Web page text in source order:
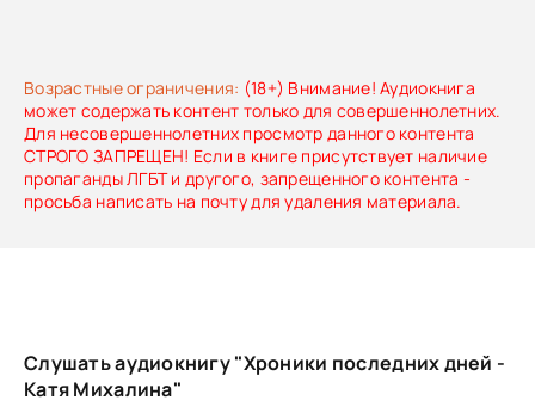
Возрастные ограничения: (18+) Внимание! Аудиокнига
может содержать контент только для совершеннолетних.
Для несовершеннолетних просмотр данного контента
СТРОГО ЗАПРЕЩЕН! Если в книге присутствует наличие
пропаганды ЛГБТ и другого, запрещенного контента -
просьба написать на почту для удаления материала.
Слушать аудиокнигу "Хроники последних дней -
Катя Михалина"